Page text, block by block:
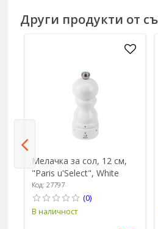
Други продукти от
Мелачка за сол, 12 см,
"Paris u'Select", White
Lacquered - Peugeot
Код: 27797
(0)
В наличност